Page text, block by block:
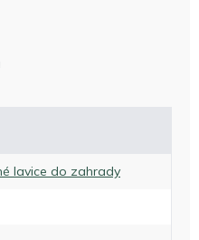
lavice do zahrady